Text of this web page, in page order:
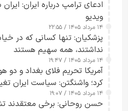
ادعای ترامپ درباره ایران:
ویدیو
۱۴ مرداد ۱۴۰۵ / ۲۲:۵۵
پزشکیان: تنها کسانی که در
نداشتند، همه سهیم هستند
۱۴ مرداد ۱۴۰۵ / ۱۹:۴۷
آمریکا تحریم فلای بغداد و دو
کرد؛ واشنگتن: سیاست ایران
۱۴ مرداد ۱۴۰۵ / ۱۹:۰۷
حسن روحانی: برخی معتقدند